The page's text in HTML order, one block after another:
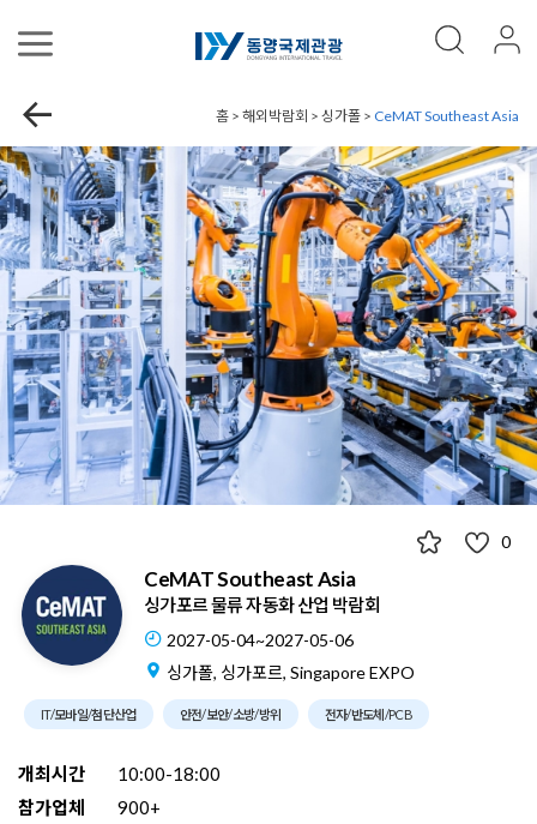
홈 > 해외박람회 > 싱가폴 > CeMAT Southeast Asia
0
CeMAT Southeast Asia
싱가포르 물류 자동화 산업 박람회
2027-05-04~2027-05-06
싱가폴, 싱가포르, Singapore EXPO
IT/모바일/첨단산업 안전/보안/소방/방위 전자/반도체/PCB
개최시간
10:00-18:00
참가업체
900+